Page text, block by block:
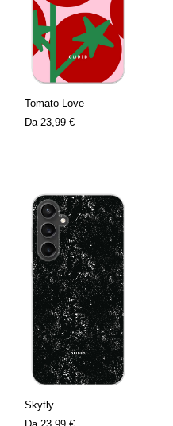
Tomato Love
Da 23,99 €
Skytly